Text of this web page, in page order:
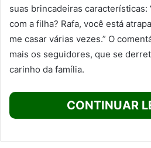
suas brincadeiras características:
com a filha? Rafa, você está
me casar várias vezes.” O
mais os seguidores, que se
carinho da família.
CONTINUAR